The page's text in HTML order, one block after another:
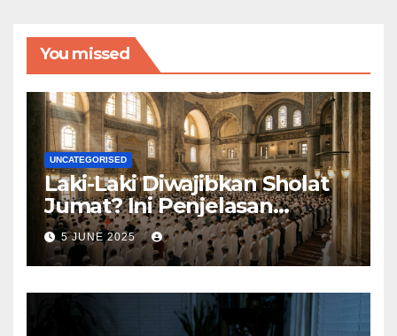
You missed
UNCATEGORISED
Laki-Laki Diwajibkan Sholat
Jumat? Ini Penjelasan
Lengkapnya
5 JUNE 2025